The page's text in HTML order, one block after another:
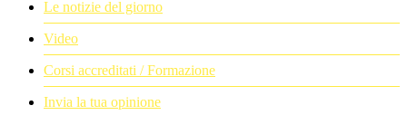
Le notizie del giorno
Video
Corsi accreditati / Formazione
Invia la tua opinione